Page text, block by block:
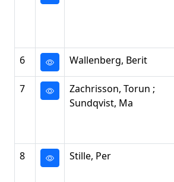
6
Wallenberg, Berit
7
Zachrisson, Torun ;
Sundqvist, Ma
8
Stille, Per